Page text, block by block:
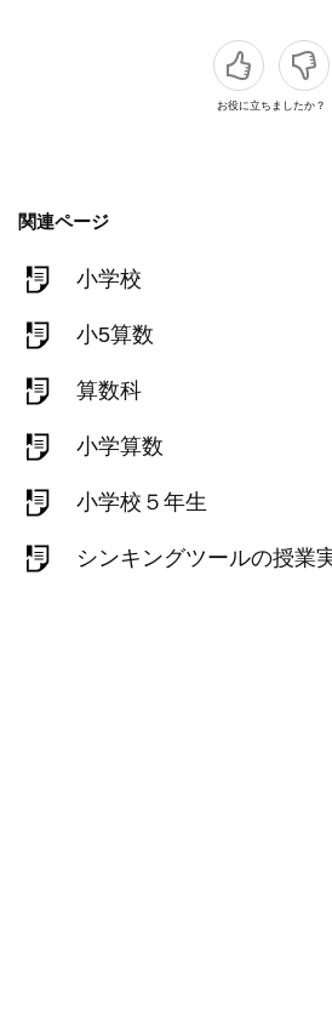
お役に立ちましたか？
関連ページ
小学校
小5算数
算数科
小学算数
小学校５年生
シンキングツールの授業